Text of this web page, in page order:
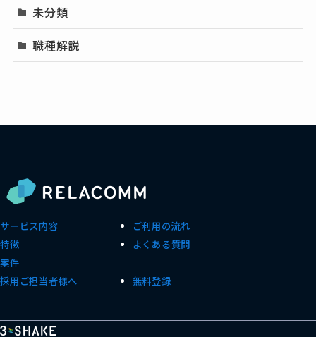
未分類
職種解説
サービス内容
ご利用の流れ
特徴
よくある質問
案件
採用ご担当者様へ
無料登録